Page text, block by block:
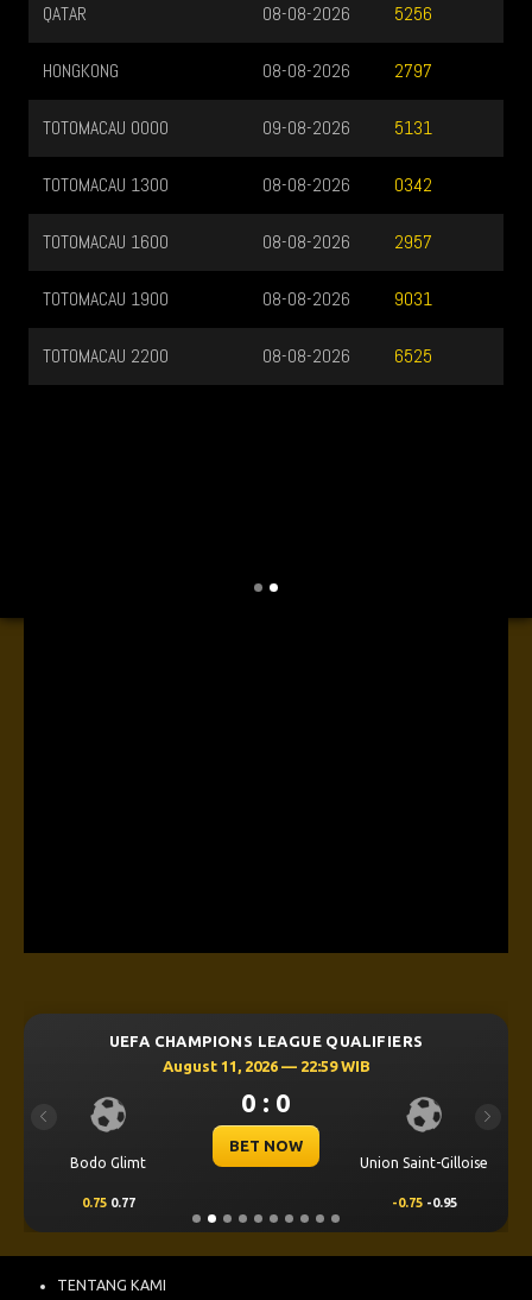
UEFA CHAMPIONS LEAGUE QUALIFIERS
August 11, 2026 — 22:59 WIB
Bodo Glimt
0 : 0
BET NOW
Union Saint-Gilloise
0.75 0.77 -0.75 -0.95
Previous Next
QATAR 5256
08-08-2026
HONGKONG 2797
08-08-2026
TOTOMACAU 0000 5131
09-08-2026
TOTOMACAU 1300 0342
08-08-2026
TOTOMACAU 1600 2957
08-08-2026
TOTOMACAU 1900 9031
08-08-2026
TOTOMACAU 2200 6525
08-08-2026
TENTANG KAMI